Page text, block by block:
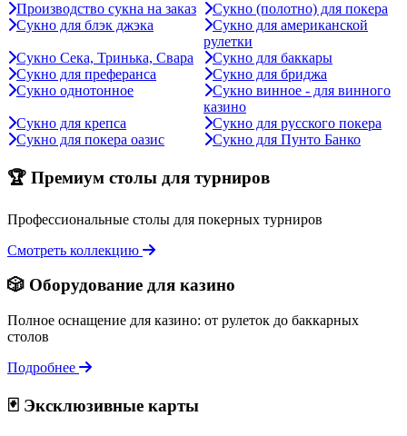
Производство сукна на заказ
Сукно (полотно) для покера
Сукно для блэк джэка
Сукно для американской
рулетки
Сукно Сека, Тринька, Свара
Сукно для баккары
Сукно для преферанса
Сукно для бриджа
Сукно однотонное
Сукно винное - для винного
казино
Сукно для крепса
Сукно для русского покера
Сукно для покера оазис
Сукно для Пунто Банко
🏆 Премиум столы для турниров
Профессиональные столы для покерных турниров
Смотреть коллекцию
🎲 Оборудование для казино
Полное оснащение для казино: от рулеток до баккарных
столов
Подробнее
🃏 Эксклюзивные карты